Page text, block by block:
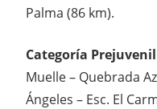
Palma (86 km).
Categoría
Muelle – Quebrada
Ángeles – Esc. El